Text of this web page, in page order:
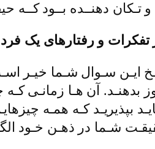
تـکان دهنــده بــود کــه
از تفکرات و رفتارهای
ایـن سـوال شـما خیـر
بدهنـد. آن هـا زمانـی
بایـد بپذیریـد کـه همـه
شـما در ذهـن خـود